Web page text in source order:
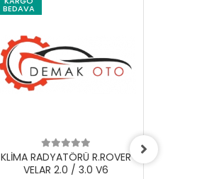
BEDAVA
KLİMA RADYATÖRÜ R.ROVER
VELAR 2.0 / 3.0 V6